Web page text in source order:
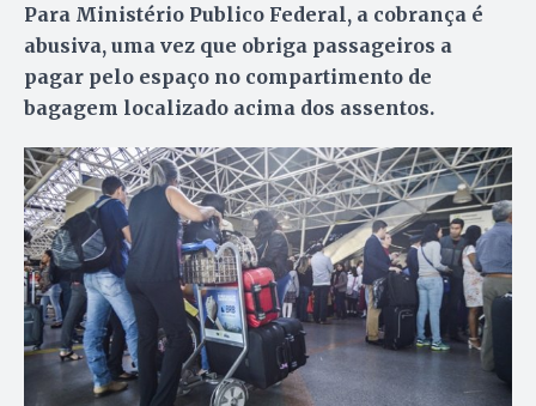
Para Ministério Publico Federal, a cobrança é
abusiva, uma vez que obriga passageiros a
pagar pelo espaço no compartimento de
bagagem localizado acima dos assentos.